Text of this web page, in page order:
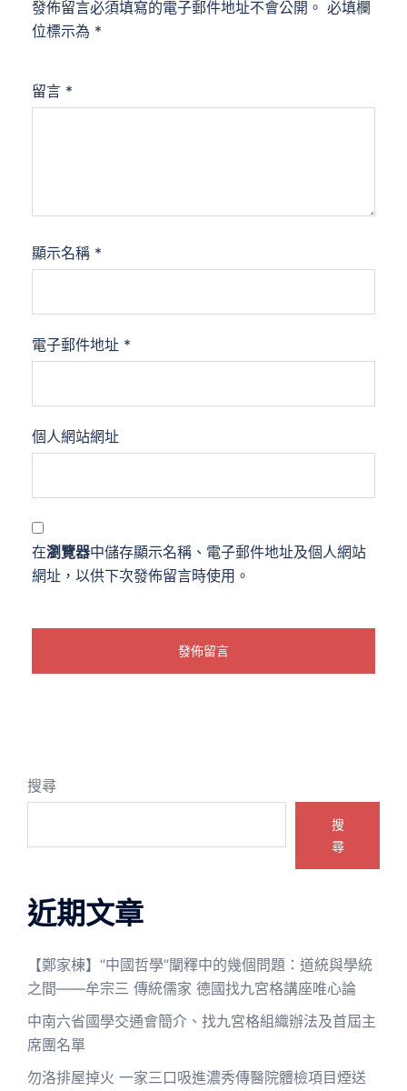
發佈留言必須填寫的電子郵件地址不會公開。 必填欄
位標示為 *
留言 *
顯示名稱 *
電子郵件地址 *
個人網站網址
在瀏覽器中儲存顯示名稱、電子郵件地址及個人網站
網址，以供下次發佈留言時使用。
搜尋
搜
尋
近期文章
【鄭家棟】“中國哲學”闡釋中的幾個問題：道統與學統
之間——牟宗三 傳統儒家 德國找九宮格講座唯心論
中南六省國學交通會簡介、找九宮格組織辦法及首屆主
席團名單
勿洛排屋掉火 一家三口吸進濃秀傳醫院體檢項目煙送